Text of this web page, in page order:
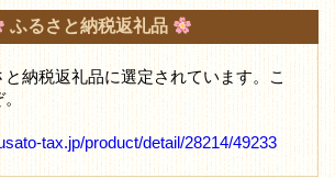
ふるさと納税返礼品
納税返礼品に選定されています。こ
tax.jp/product/detail/28214/49233